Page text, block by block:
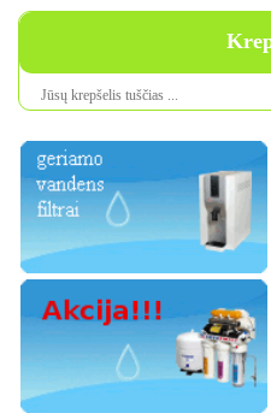
Jūsų krepšelis tuščias ...